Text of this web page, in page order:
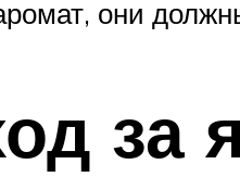
они
за